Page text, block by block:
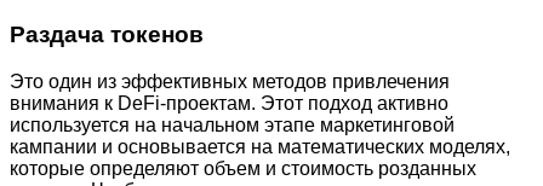
Раздача токенов
Это один из эффективных методов привлечения
внимания к DeFi-проектам. Этот подход активно
используется на начальном этапе маркетинговой
кампании и основывается на математических моделях,
которые определяют объем и стоимость розданных